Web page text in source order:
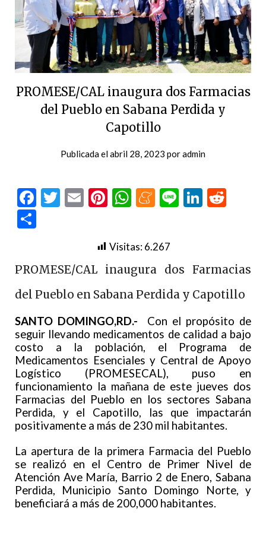
PROMESE/CAL inaugura dos Farmacias
del Pueblo en Sabana Perdida y
Capotillo
Publicada elabril 28, 2023 poradmin
Facebook
Twitter
EmailPinterest
WhatsApp
Meneame
Line
Visitas:6.267
PROMESE/CAL inaugura dos Farmacias
del Pueblo en Sabana Perdida y Capotillo
SANTO DOMINGO,RD.- Con el propósito de
seguir llevando medicamentos de calidad a bajo
costo a la población, el Programa de
Medicamentos Esenciales y Central de Apoyo
Logístico (PROMESECAL), puso en
funcionamiento la mañana de este jueves dos
Farmacias del Pueblo en los sectores Sabana
Perdida, y el Capotillo, las que impactarán
positivamente a más de 230 mil habitantes.
La apertura de la primera Farmacia del Pueblo
se realizó en el Centro de Primer Nivel de
Atención Ave María, Barrio 2 de Enero, Sabana
Perdida, Municipio Santo Domingo Norte, y
beneficiará a más de 200,000 habitantes.